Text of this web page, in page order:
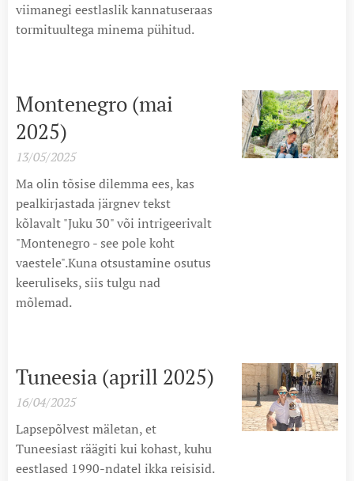
viimanegi eestlaslik kannatuseraas
tormituultega minema pühitud.
Montenegro (mai
2025)
13/05/2025
Ma olin tõsise dilemma ees, kas
pealkirjastada järgnev tekst
kõlavalt "Juku 30" või intrigeerivalt
"Montenegro - see pole koht
vaestele".Kuna otsustamine osutus
keeruliseks, siis tulgu nad
mõlemad.
Tuneesia (aprill 2025)
16/04/2025
Lapsepõlvest mäletan, et
Tuneesiast räägiti kui kohast, kuhu
eestlased 1990-ndatel ikka reisisid.